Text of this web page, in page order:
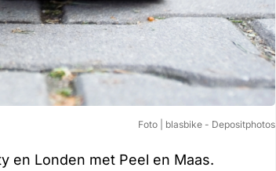
Foto | blasbike - Depositphotos
en Londen met Peel en Maas.